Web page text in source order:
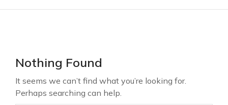
Nothing Found
It seems we can’t find what you’re looking for.
Perhaps searching can help.